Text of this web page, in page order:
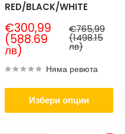
RED/BLACK/WHITE
Продажна
цена
€300,99
(588.69
лв)
Нормална
цена
€765,99
(1498.15
лв)
Няма ревюта
Избери опции